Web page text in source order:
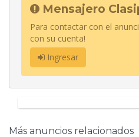
Mensajero
Para contactar con el
con su cuenta!
Ingresar
Más anuncios relacionados